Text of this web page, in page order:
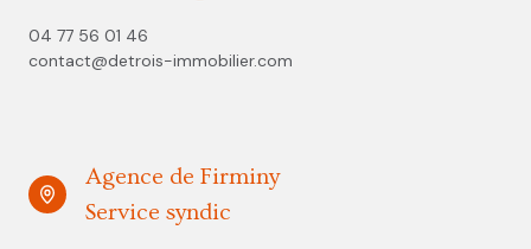
04 77 56 01 46
contact@detrois-immobilier.com
Agence de Firminy
Service syndic